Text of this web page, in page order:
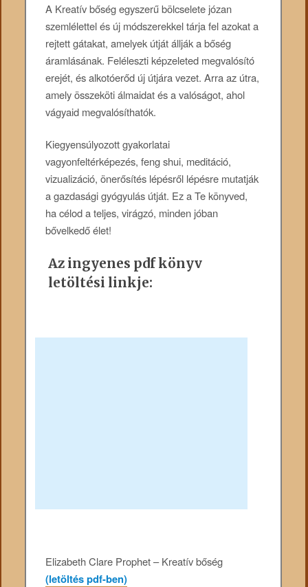
A Kreatív bőség egyszerű bölcselete józan
szemlélettel és új módszerekkel tárja fel azokat a
rejtett gátakat, amelyek útját állják a bőség
áramlásának. Feléleszti képzeleted megvalósító
erejét, és alkotóerőd új útjára vezet. Arra az útra,
amely összeköti álmaidat és a valóságot, ahol
vágyaid megvalósíthatók.
Kiegyensúlyozott gyakorlatai
vagyonfeltérképezés, feng shui, meditáció,
vizualizáció, önerősítés lépésről lépésre mutatják
a gazdasági gyógyulás útját. Ez a Te könyved,
ha célod a teljes, virágzó, minden jóban
bővelkedő élet!
Az ingyenes pdf könyv
letöltési linkje:
Elizabeth Clare Prophet – Kreatív bőség
(letöltés pdf-ben)